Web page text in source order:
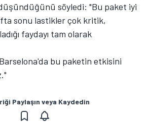
düşündüğünü söyledi: "Bu paket iyi
sonu lastikler çok kritik,
faydayı tam olarak
bu paketin etkisini
Paylaşın veya Kaydedin